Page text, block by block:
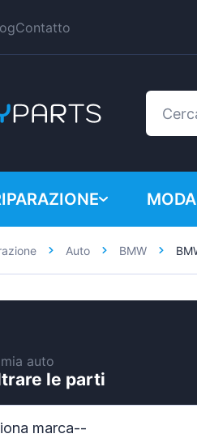
Contatto
Auto BMW
auto
le parti
marca--